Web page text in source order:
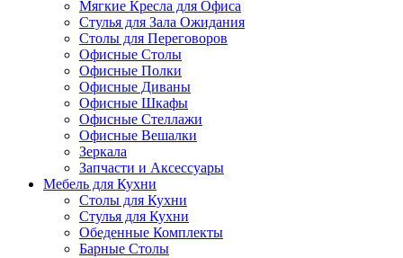
Мягкие Кресла для Офиса
Стулья для Зала Ожидания
Столы для Переговоров
Офисные Столы
Офисные Полки
Офисные Диваны
Офисные Шкафы
Офисные Стеллажи
Офисные Вешалки
Зеркала
Запчасти и Аксессуары
Мебель для Кухни
Столы для Кухни
Стулья для Кухни
Обеденные Комплекты
Барные Столы